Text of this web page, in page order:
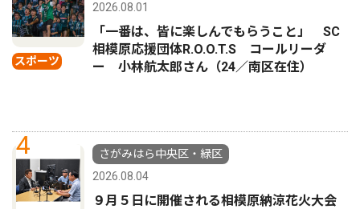
スポーツ
2026.08.01
「一番は、皆に楽しんでもらうこと」 SC
相模原応援団体R.O.O.T.S コールリーダ
ー 小林航太郎さん（24／南区在住）
4
さがみはら中央区・緑区
2026.08.04
９月５日に開催される相模原納涼花火大会